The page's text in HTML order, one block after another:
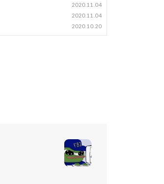
2020.11.04
2020.11.04
2020.10.20